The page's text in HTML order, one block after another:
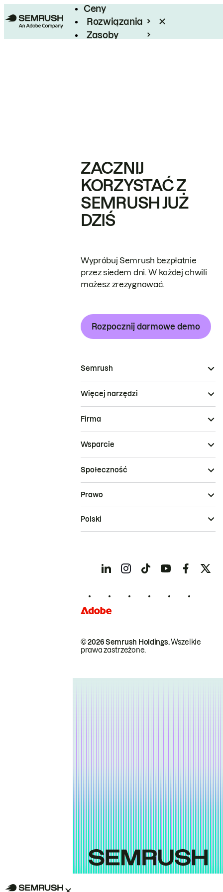
Ceny
Rozwiązania
Zasoby
ZACZNIJ
KORZYSTAĆ Z
SEMRUSH JUŻ
DZIŚ
Wypróbuj Semrush bezpłatnie
przez siedem dni. W każdej chwili
możesz zrezygnować.
Rozpocznij darmowe demo
Semrush
Więcej narzędzi
Firma
Wsparcie
Społeczność
© 2026 Semrush Holdings.Wszelkie
prawa zastrzeżone.
Prawo
Polski